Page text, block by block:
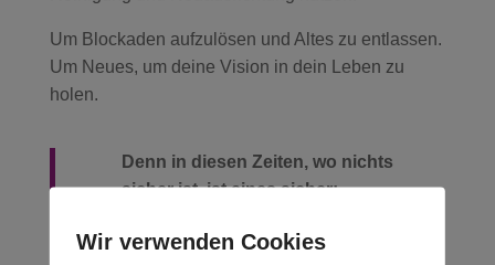
Um Blockaden aufzulösen und Altes zu entlassen.
Um Neues, um deine Vision in dein Leben zu
holen.
Denn in diesen Zeiten, wo nichts
sicher ist, ist eines sicher:
Nägler
Wir verwenden Cookies